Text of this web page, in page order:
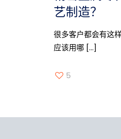
艺制造？
很多客户都会有这
应该用哪[…]
5